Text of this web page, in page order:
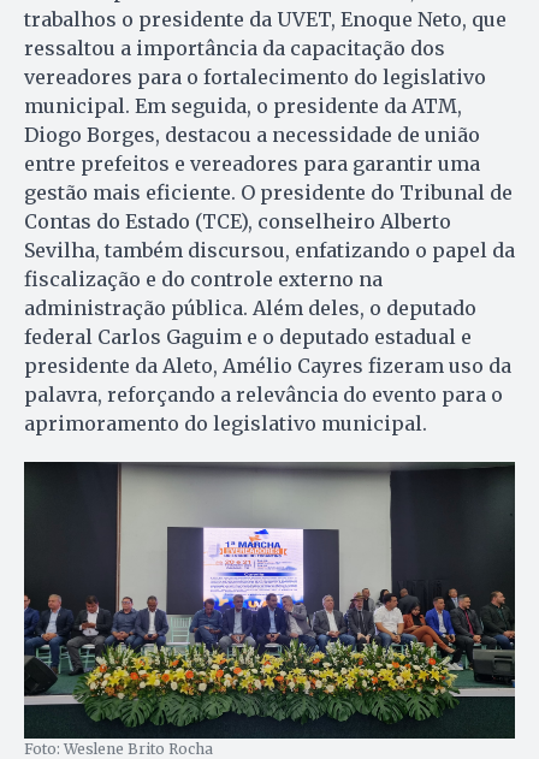
trabalhos o presidente da UVET, Enoque Neto, que
ressaltou a importância da capacitação dos
vereadores para o fortalecimento do legislativo
municipal. Em seguida, o presidente da ATM,
Diogo Borges, destacou a necessidade de união
entre prefeitos e vereadores para garantir uma
gestão mais eficiente. O presidente do Tribunal de
Contas do Estado (TCE), conselheiro Alberto
Sevilha, também discursou, enfatizando o papel da
fiscalização e do controle externo na
administração pública. Além deles, o deputado
federal Carlos Gaguim e o deputado estadual e
presidente da Aleto, Amélio Cayres fizeram uso da
palavra, reforçando a relevância do evento para o
aprimoramento do legislativo municipal.
Foto: Weslene Brito Rocha